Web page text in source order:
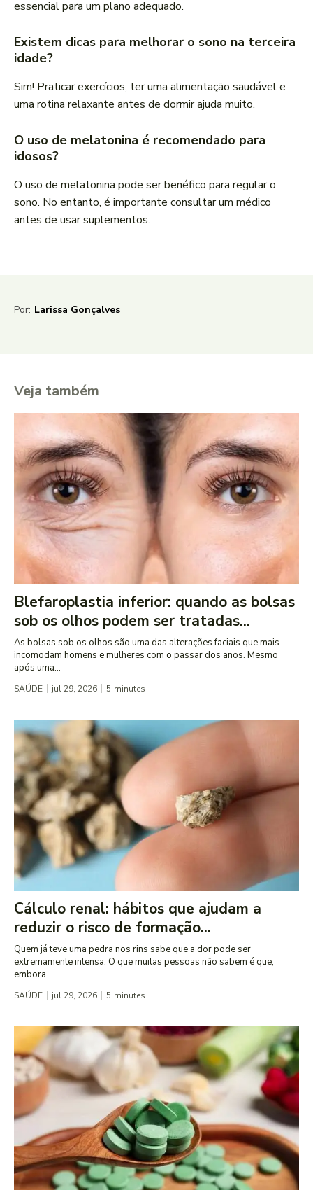
essencial para um plano adequado.
Existem dicas para melhorar o sono na terceira
idade?
Sim! Praticar exercícios, ter uma alimentação saudável e
uma rotina relaxante antes de dormir ajuda muito.
O uso de melatonina é recomendado para
idosos?
O uso de melatonina pode ser benéfico para regular o
sono. No entanto, é importante consultar um médico
antes de usar suplementos.
Por: Larissa Gonçalves
Veja também
Blefaroplastia inferior: quando as bolsas
sob os olhos podem ser tratadas...
As bolsas sob os olhos são uma das alterações faciais que mais
incomodam homens e mulheres com o passar dos anos. Mesmo
após uma...
SAÚDE jul 29, 2026 5 minutes
Cálculo renal: hábitos que ajudam a
reduzir o risco de formação...
Quem já teve uma pedra nos rins sabe que a dor pode ser
extremamente intensa. O que muitas pessoas não sabem é que,
embora...
SAÚDE jul 29, 2026 5 minutes